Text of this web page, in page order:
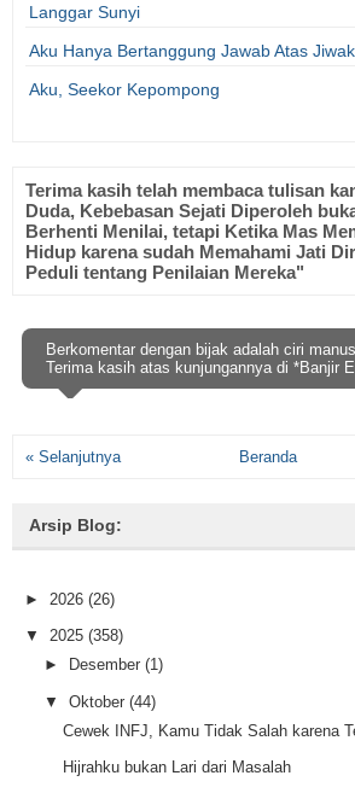
Langgar Sunyi
Aku Hanya Bertanggung Jawab Atas
Aku, Seekor Kepompong
Terima kasih telah membaca tulisan
Duda, Kebebasan Sejati Diperoleh
Berhenti Menilai, tetapi Ketika Mas
Hidup karena sudah Memahami Jati
Peduli tentang Penilaian Mereka"
Berkomentar dengan bijak adalah ciri
Terima kasih atas kunjungannya di *Banjir
« Selanjutnya Beranda
Arsip Blog:
► 2026 (26)
▼ 2025 (358)
►
Desember (1)
▼ Oktober (44)
Cewek INFJ, Kamu Tidak Salah karena
Hijrahku bukan Lari dari Masalah